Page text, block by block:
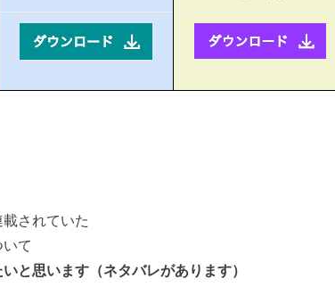
されていた
て
と思います（ネタバレがあります）